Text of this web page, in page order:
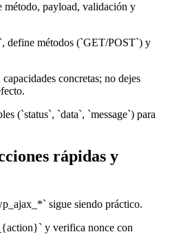
payload, validación y
define métodos (`GET/POST`) y
concretas; no dejes
(`status`, `data`, `message`) para
rápidas y
sigue siendo práctico.
y verifica nonce con